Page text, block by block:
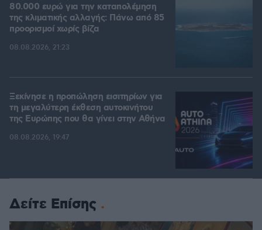
80.000 ευρώ για την καταπολέμηση
της κλιματικής αλλαγής: Πάνω από 85
προορισμοί χωρίς βίζα
08.08.2026, 21:23
Ξεκίνησε η προπώληση εισιτηρίων για
τη μεγαλύτερη έκθεση αυτοκινήτου
της Ευρώπης που θα γίνει στην Αθήνα
08.08.2026, 19:47
Δείτε Επίσης